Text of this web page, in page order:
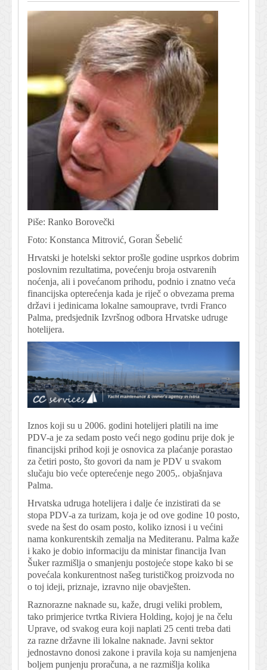
Piše: Ranko Borovečki
Foto: Konstanca Mitrović, Goran Šebelić
Hrvatski je hotelski sektor prošle godine usprkos dobrim
poslovnim rezultatima, povećenju broja ostvarenih
noćenja, ali i povećanom prihodu, podnio i znatno veća
financijska opterećenja kada je riječ o obvezama prema
državi i jedinicama lokalne samouprave, tvrdi Franco
Palma, predsjednik Izvršnog odbora Hrvatske udruge
hotelijera.
Iznos koji su u 2006. godini hotelijeri platili na ime
PDV-a je za sedam posto veći nego godinu prije dok je
financijski prihod koji je osnovica za plaćanje porastao
za četiri posto, što govori da nam je PDV u svakom
slučaju bio veće opterećenje nego 2005,. objašnjava
Palma.
Hrvatska udruga hotelijera i dalje će inzistirati da se
stopa PDV-a za turizam, koja je od ove godine 10 posto,
svede na šest do osam posto, koliko iznosi i u većini
nama konkurentskih zemalja na Mediteranu. Palma kaže
i kako je dobio informaciju da ministar financija Ivan
Šuker razmišlja o smanjenju postojeće stope kako bi se
povećala konkurentnost našeg turističkog proizvoda no
o toj ideji, priznaje, izravno nije obavješten.
Raznorazne naknade su, kaže, drugi veliki problem,
tako primjerice tvrtka Riviera Holding, kojoj je na čelu
Uprave, od svakog eura koji naplati 25 centi treba dati
za razne državne ili lokalne naknade. Javni sektor
jednostavno donosi zakone i pravila koja su namjenjena
boljem punjenju proračuna, a ne razmišlja kolika